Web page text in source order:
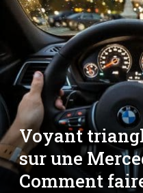
Voyant
sur une
Comment